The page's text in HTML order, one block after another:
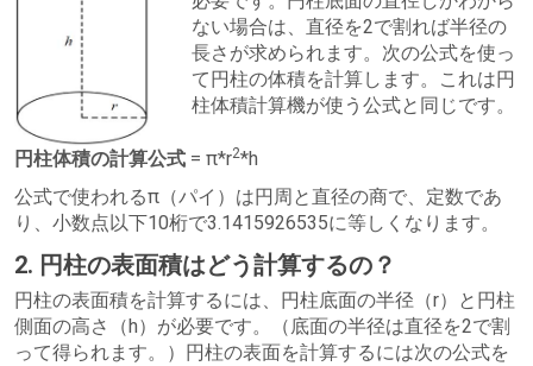
ない場合は、直径を2で割れば半径の
長さが求められます。次の公式を使っ
て円柱の体積を計算します。これは円
柱体積計算機が使う公式と同じです。
円柱体積の計算公式 = π*r2*h
公式で使われるπ（パイ）は円周と直径の商で、定数であ
り、小数点以下10桁で3.1415926535に等しくなります。
2. 円柱の表面積はどう計算するの？
円柱の表面積を計算するには、円柱底面の半径（r）と円柱
側面の高さ（h）が必要です。（底面の半径は直径を2で割
って得られます。）円柱の表面を計算するには次の公式を